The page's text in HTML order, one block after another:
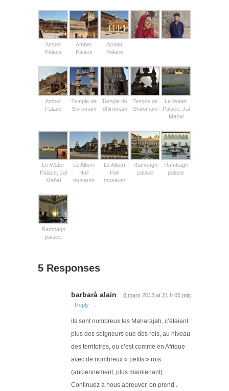
Amber
Palace
Amber
Palace
Amber
Palace
Amber
Palace
Temple de
Shiromani
Temple de
Shiromani
Temple de
Shiromani
Le Water
Palace, Jal
Mahal
Le Water
Palace, Jal
Mahal
Le Albert
Hall
museum
Le Albert
Hall
museum
Rambagh
palace
Rambagh
palace
Rambagh
palace
5 Responses
barbarà alain 8 mars 2013 at 21 h 05 min
· Reply →
ils sont nombreux les Maharajah, c’étaient
plus des seigneurs que des rois, au niveau
des territoires, ou c’est comme en Afrique
avec de nombreux « petits » rois
(anciennement, plus maintenant).
Continuez à nous abreuver, on prend .